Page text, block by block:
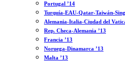
Portugal ’14
Turquía-EAU-Qatar-Taiwán-
Alemania-Italia-Ciudad del
Rep. Checa-Alemania ’13
Francia ’13
Noruega-Dinamarca ’13
Malta ’13